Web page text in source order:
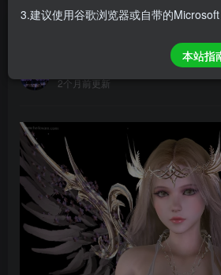
2个月前更新
3.建议使用谷歌浏览器或自带的
本站指